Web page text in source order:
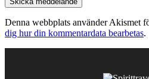
Denna webbplats använder Akismet
dig hur din kommentardata bearbetas.